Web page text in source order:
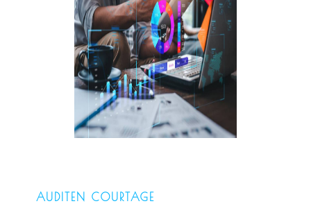
AUDITEN COURTAGE